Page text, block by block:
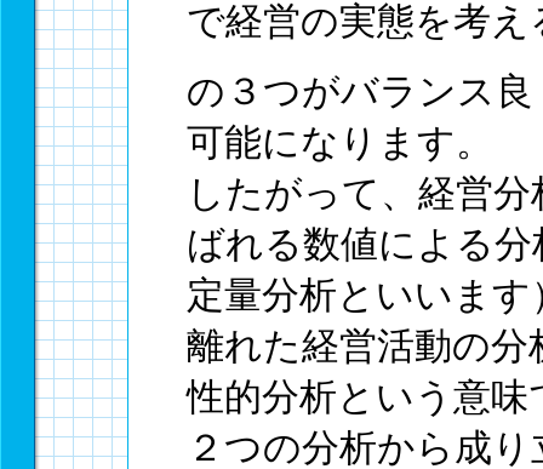
で経営の実態を考え
の３つがバランス
可能になります。
したがって、経営
ばれる数値による
定量分析といいま
離れた経営活動の
性的分析という意
２つの分析から成